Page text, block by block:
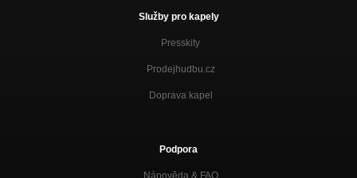
Služby pro kapely
Presskity
Prodejhudbu.cz
Doprava kapel
Podpora
Nápověda & FAQ